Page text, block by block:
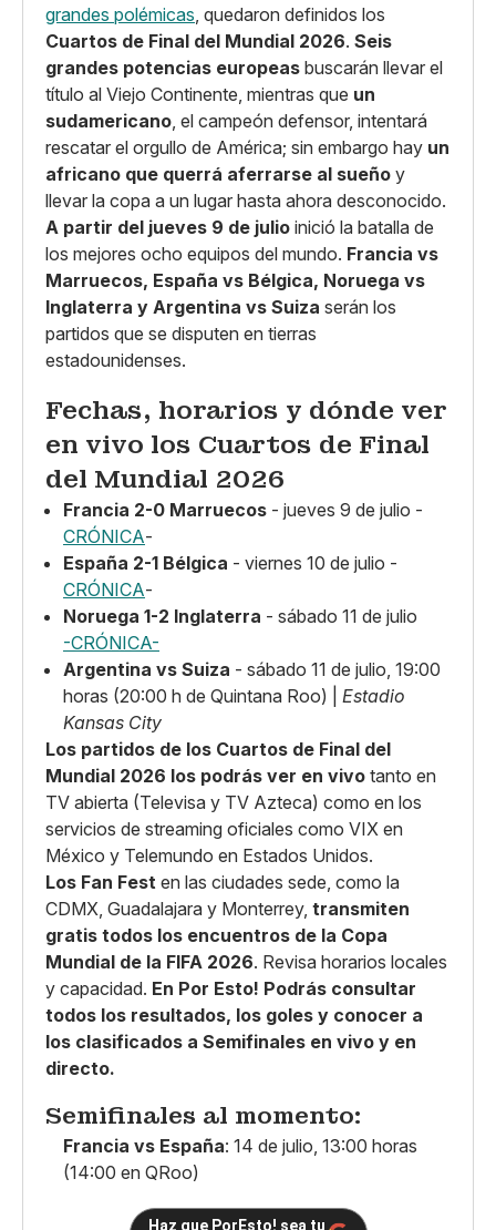
grandes polémicas, quedaron definidos los
Cuartos de Final del Mundial 2026. Seis
grandes potencias europeas buscarán llevar el
título al Viejo Continente, mientras que un
sudamericano, el campeón defensor, intentará
rescatar el orgullo de América; sin embargo hay un
africano que querrá aferrarse al sueño y
llevar la copa a un lugar hasta ahora desconocido.
A partir del jueves 9 de julio inició la batalla de
los mejores ocho equipos del mundo. Francia vs
Marruecos, España vs Bélgica, Noruega vs
Inglaterra y Argentina vs Suiza serán los
partidos que se disputen en tierras
estadounidenses.
Fechas, horarios y dónde ver
en vivo los Cuartos de Final
del Mundial 2026
Francia 2-0 Marruecos - jueves 9 de julio -
CRÓNICA-
España 2-1 Bélgica - viernes 10 de julio -
CRÓNICA-
Noruega 1-2 Inglaterra - sábado 11 de julio
-CRÓNICA-
Argentina vs Suiza - sábado 11 de julio, 19:00
horas (20:00 h de Quintana Roo) | Estadio
Kansas City
Los partidos de los Cuartos de Final del
Mundial 2026 los podrás ver en vivo tanto en
TV abierta (Televisa y TV Azteca) como en los
servicios de streaming oficiales como VIX en
México y Telemundo en Estados Unidos.
Los Fan Fest en las ciudades sede, como la
CDMX, Guadalajara y Monterrey, transmiten
gratis todos los encuentros de la Copa
Mundial de la FIFA 2026. Revisa horarios locales
y capacidad. En Por Esto! Podrás consultar
todos los resultados, los goles y conocer a
los clasificados a Semifinales en vivo y en
directo.
Semifinales al momento:
Francia vs España: 14 de julio, 13:00 horas
(14:00 en QRoo)
Haz que PorEsto! sea tu